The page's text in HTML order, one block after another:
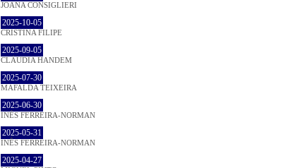
JOANA CONSIGLIERI
2025-10-05
CRISTINA FILIPE
2025-09-05
CLÁUDIA HANDEM
2025-07-30
MAFALDA TEIXEIRA
2025-06-30
INÊS FERREIRA-NORMAN
2025-05-31
INÊS FERREIRA-NORMAN
2025-04-27